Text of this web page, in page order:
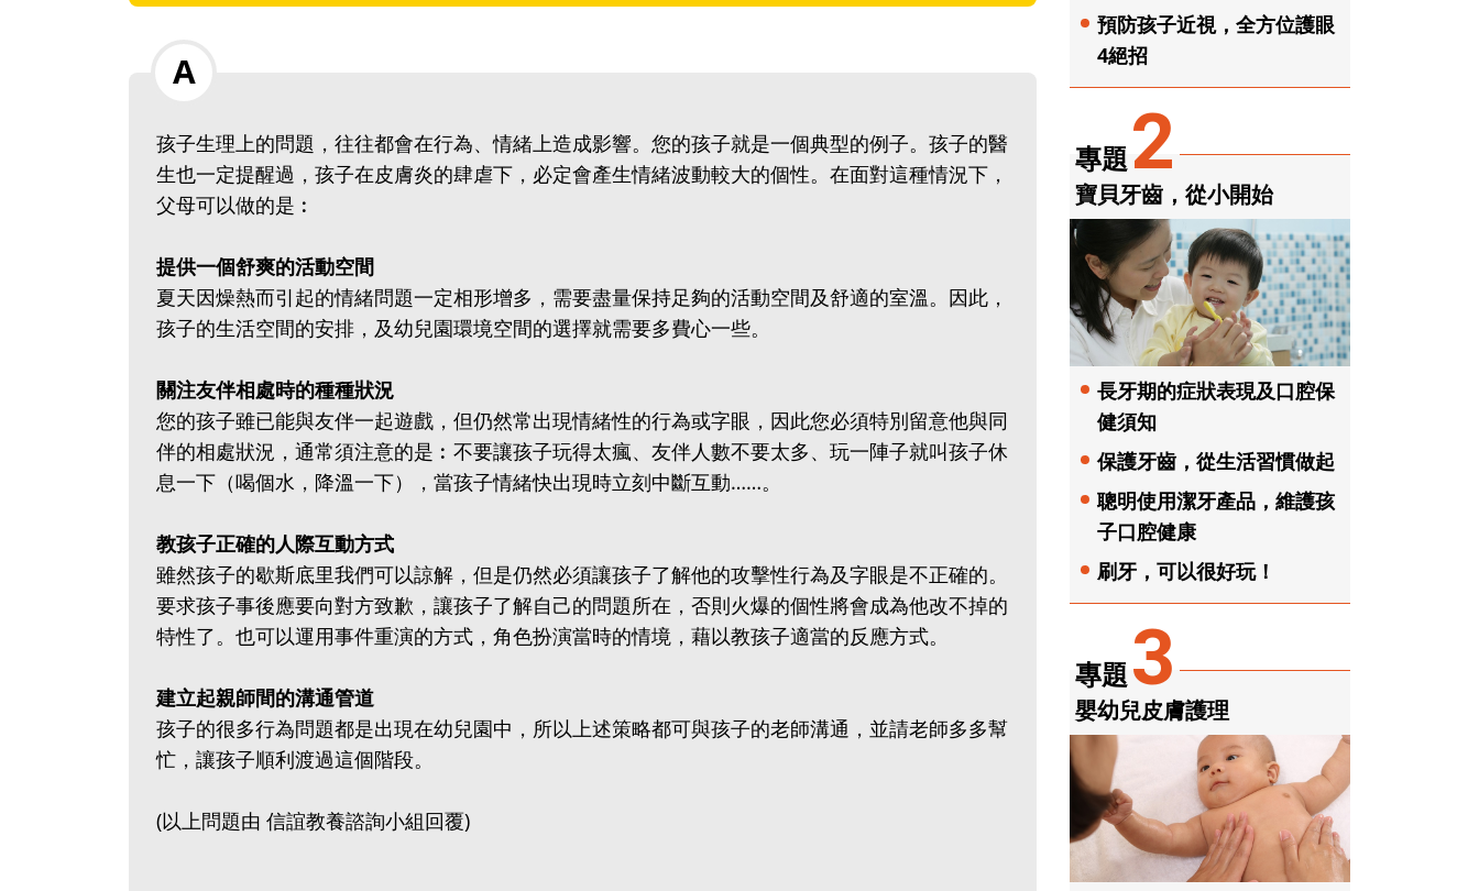
孩子生理上的問題，往往都會在行為、情緒上造成影響。您的孩子就是一個典型的例子。孩子的醫
生也一定提醒過，孩子在皮膚炎的肆虐下，必定會產生情緒波動較大的個性。在面對這種情況下，
父母可以做的是︰
提供一個舒爽的活動空間
夏天因燥熱而引起的情緒問題一定相形增多，需要盡量保持足夠的活動空間及舒適的室溫。因此，
孩子的生活空間的安排，及幼兒園環境空間的選擇就需要多費心一些。
關注友伴相處時的種種狀況
您的孩子雖已能與友伴一起遊戲，但仍然常出現情緒性的行為或字眼，因此您必須特別留意他與同
伴的相處狀況，通常須注意的是︰不要讓孩子玩得太瘋、友伴人數不要太多、玩一陣子就叫孩子休
息一下（喝個水，降溫一下），當孩子情緒快出現時立刻中斷互動……。
教孩子正確的人際互動方式
雖然孩子的歇斯底里我們可以諒解，但是仍然必須讓孩子了解他的攻擊性行為及字眼是不正確的。
要求孩子事後應要向對方致歉，讓孩子了解自己的問題所在，否則火爆的個性將會成為他改不掉的
特性了。也可以運用事件重演的方式，角色扮演當時的情境，藉以教孩子適當的反應方式。
建立起親師間的溝通管道
孩子的很多行為問題都是出現在幼兒園中，所以上述策略都可與孩子的老師溝通，並請老師多多幫
忙，讓孩子順利渡過這個階段。
(以上問題由 信誼教養諮詢小組回覆)
預防孩子近視，全方位護眼
4絕招
專題2
寶貝牙齒，從小開始
長牙期的症狀表現及口腔保
健須知
保護牙齒，從生活習慣做起
聰明使用潔牙產品，維護孩
子口腔健康
刷牙，可以很好玩！
專題3
嬰幼兒皮膚護理